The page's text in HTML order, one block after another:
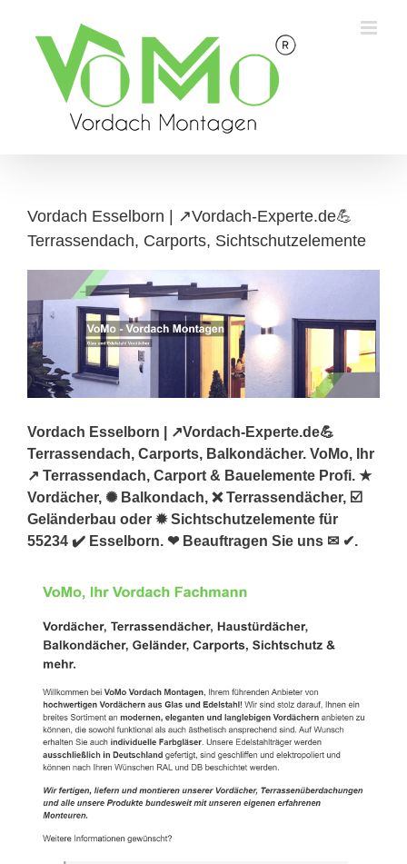
content
Vordach Esselborn | ↗️Vordach-Experte.de💪
Terrassendach, Carports, Sichtschutzelemente
Vordach Esselborn | ↗️Vordach-Experte.de💪
Terrassendach, Carports, Balkondächer. VoMo, Ihr
↗️ Terrassendach, Carport & Bauelemente Profi. ★
Vordächer, ✺ Balkondach, ❌ Terrassendächer, ☑️
Geländerbau oder ✹ Sichtschutzelemente für
55234 ✔️ Esselborn. ❤ Beauftragen Sie uns ✉ ✔.